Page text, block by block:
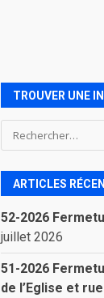
TROUVER UNE
Rechercher :
ARTICLES
52-2026
juillet 2026
51-2026
de l’Eglise et